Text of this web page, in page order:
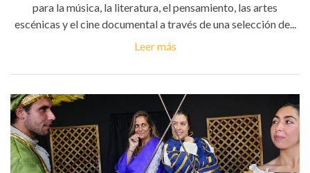
para la música, la literatura, el pensamiento, las artes
escénicas y el cine documental a través de una selección de...
Leer más